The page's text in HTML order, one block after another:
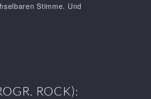
Stimme. Und
ROCK):